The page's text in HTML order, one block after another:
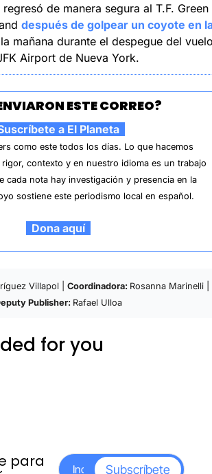
de manera segura al T.F. Green
después de golpear un coyote en
mañana durante el despegue del
Airport de Nueva York.
ESTE CORREO?
Suscríbete a El Planeta
como este todos los días. Lo que hacemos
contexto y en nuestro idioma es un trabajo
cada nota hay investigación y presencia en la
sostiene este periodismo local en español.
  Dona aquí
Villapol | Coordinadora:
Publisher: Rafael Ulloa
for you
para
Subscríbete